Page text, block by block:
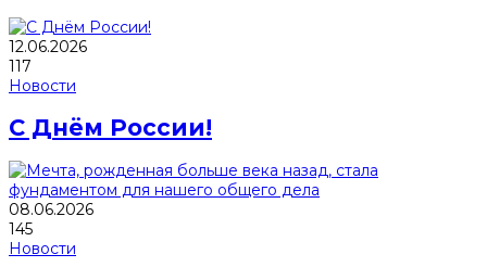
12.06.2026
117
Новости
С Днём России!
08.06.2026
145
Новости